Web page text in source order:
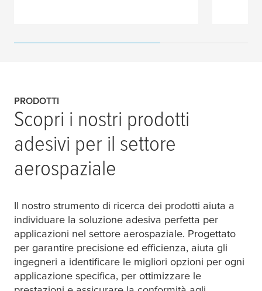
PRODOTTI
Scopri i nostri prodotti
adesivi per il settore
aerospaziale
Il nostro strumento di ricerca dei prodotti aiuta a
individuare la soluzione adesiva perfetta per
applicazioni nel settore aerospaziale. Progettato
per garantire precisione ed efficienza, aiuta gli
ingegneri a identificare le migliori opzioni per ogni
applicazione specifica, per ottimizzare le